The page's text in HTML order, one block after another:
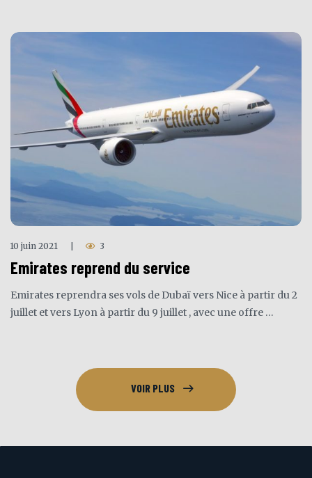
10 juin 2021 3
Emirates reprend du service
Emirates reprendra ses vols de Dubaï vers Nice à partir du 2
juillet et vers Lyon à partir du 9 juillet , avec une offre …
VOIR PLUS